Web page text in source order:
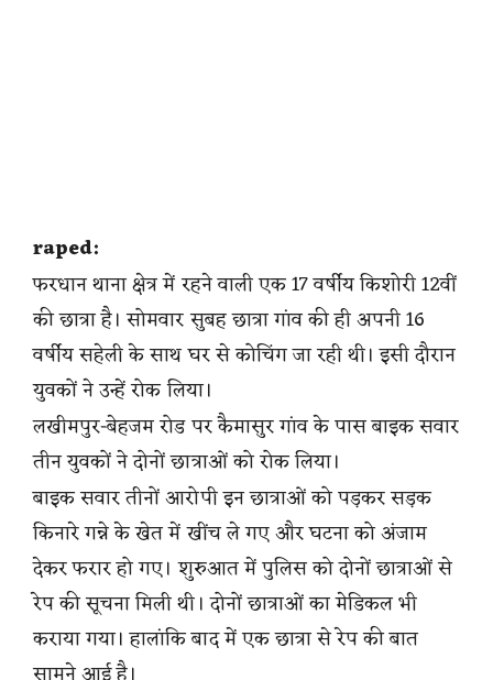
raped:
फरधान थाना क्षेत्र में रहने वाली एक 17 वर्षीय किशोरी 12वीं
की छात्रा है। सोमवार सुबह छात्रा गांव की ही अपनी 16
वर्षीय सहेली के साथ घर से कोचिंग जा रही थी। इसी दौरान
युवकों ने उन्हें रोक लिया।
लखीमपुर-बेहजम रोड पर कैमासुर गांव के पास बाइक सवार
तीन युवकों ने दोनों छात्राओं को रोक लिया।
बाइक सवार तीनों आरोपी इन छात्राओं को पड़कर सड़क
किनारे गन्ने के खेत में खींच ले गए और घटना को अंजाम
देकर फरार हो गए। शुरुआत में पुलिस को दोनों छात्राओं से
रेप की सूचना मिली थी। दोनों छात्राओं का मेडिकल भी
कराया गया। हालांकि बाद में एक छात्रा से रेप की बात